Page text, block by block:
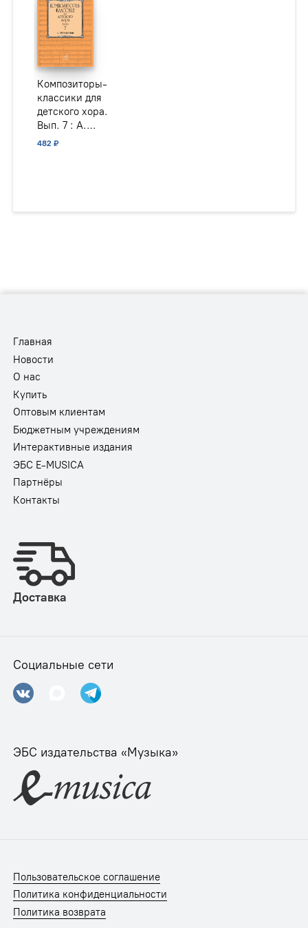
Композиторы-
классики для
детского хора.
Вып. 7 : А.
Гречанинов /
482 ₽
Главная
Новости
О нас
Купить
Оптовым клиентам
Бюджетным учреждениям
Интерактивные издания
ЭБС E-MUSICA
Партнёры
Контакты
Доставка
Социальные сети
ЭБС издательства «Музыка»
Пользовательское соглашение
Политика конфиденциальности
Политика возврата